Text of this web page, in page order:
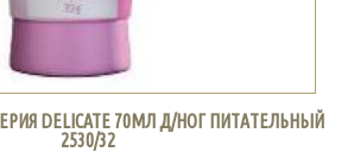
DELICATE 70МЛ Д/НОГ ПИТАТЕЛЬНЫЙ
2530/32